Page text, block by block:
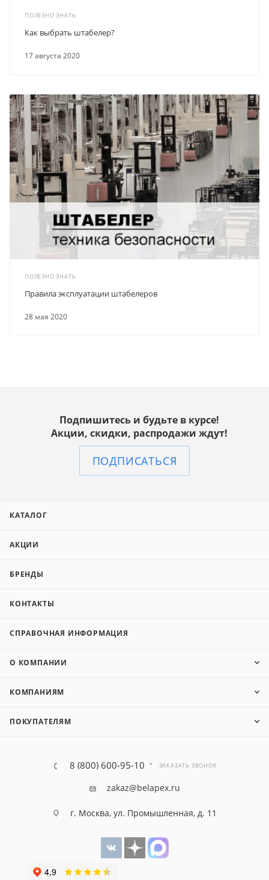
ПОЛЕЗНО ЗНАТЬ
17 августа 2020
Как выбрать штабелер?
ПОЛЕЗНО ЗНАТЬ
28 мая 2020
Правила эксплуатации штабелеров
Подпишитесь и будьте в курсе!
Акции, скидки, распродажи ждут!
ПОДПИСАТЬСЯ
КАТАЛОГ
АКЦИИ
БРЕНДЫ
КОНТАКТЫ
СПРАВОЧНАЯ ИНФОРМАЦИЯ
О КОМПАНИИ
КОМПАНИЯМ
ПОКУПАТЕЛЯМ
8 (800) 600-95-10 ЗАКАЗАТЬ ЗВОНОК
zakaz@belapex.ru
г. Москва, ул. Промышленная, д. 11